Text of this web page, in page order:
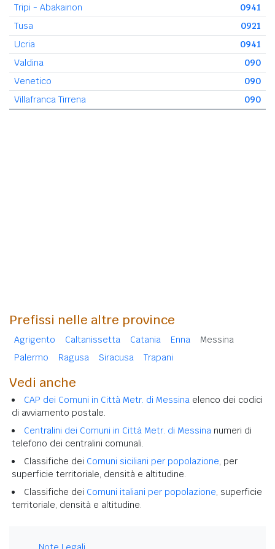
Tripi - Abakainon
0941
Tusa
0921
Ucria
0941
Valdina
090
Venetico
090
Villafranca Tirrena
090
Prefissi nelle altre province
Agrigento Caltanissetta Catania Enna
Messina
Palermo
Ragusa Siracusa Trapani
Vedi anche
CAP dei Comuni in Città Metr. di Messina elenco dei codici
di avviamento postale.
Centralini dei Comuni in Città Metr. di Messina numeri di
telefono dei centralini comunali.
Classifiche dei Comuni siciliani per popolazione, per
superficie territoriale, densità e altitudine.
Classifiche dei Comuni italiani per popolazione, superficie
territoriale, densità e altitudine.